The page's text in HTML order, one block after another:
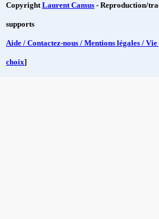
CopyrightLaurent Camus - Reproduction/
supports
Aide / Contactez-nous / Mentions légales /
choix]